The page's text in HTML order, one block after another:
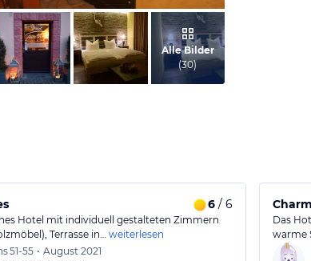
vom Hotelier, März 2014
Alle Bilder
(30)
6/ 6
Hotel mit individuell gestalteten Zimmern
Terrasse in… weiterlesen
51-55 • August 2021
Das
warme